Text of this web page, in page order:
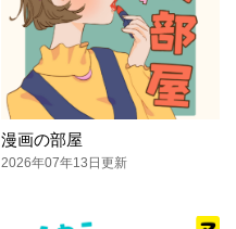
漫画の部屋
2026年07年13日更新